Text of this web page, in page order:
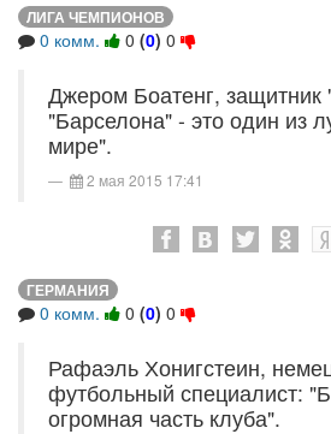
ЛИГА ЧЕМПИОНОВ
0 комм. 0 (0) 0
Джером Боатенг, защитник
"Барселона" - это один из
мире".
2 мая 2015 17:41
ГЕРМАНИЯ
0 комм. 0 (0) 0
Рафаэль Хонигстеин,
футбольный специалист:
огромная часть клуба".